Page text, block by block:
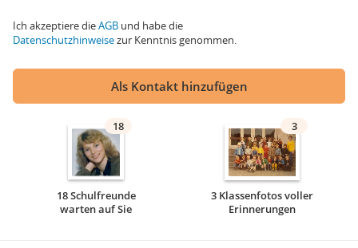
Ich akzeptiere dieAGB und habe die
Datenschutzhinweisezur Kenntnis genommen.
Als Kontakt hinzufügen
18
18 Schulfreunde
warten auf Sie
3
3 Klassenfotos voller
Erinnerungen